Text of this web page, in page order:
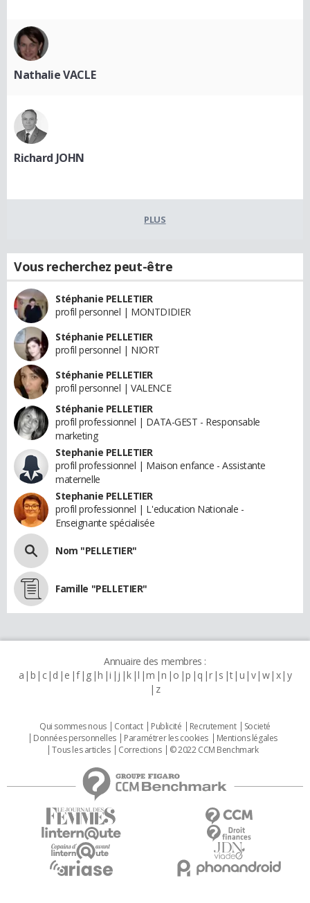
Nathalie VACLE
Richard JOHN
PLUS
Vous recherchez peut-être
Stéphanie PELLETIER
profil personnel | MONTDIDIER
Stéphanie PELLETIER
profil personnel | NIORT
Stéphanie PELLETIER
profil personnel | VALENCE
Stéphanie PELLETIER
profil professionnel | DATA-GEST - Responsable
marketing
Stephanie PELLETIER
profil professionnel | Maison enfance - Assistante
maternelle
Stephanie PELLETIER
profil professionnel | L'education Nationale -
Enseignante spécialisée
Nom "PELLETIER"
Famille "PELLETIER"
Annuaire des membres :
a b c d e f g h i j k l m n o p q r s t u v w x y
z
Qui sommes nous Contact Publicité Recrutement
Societé
Données personnelles
Paramétrer les cookies
Mentions légales
Tous les articles
Corrections © 2022 CCM Benchmark